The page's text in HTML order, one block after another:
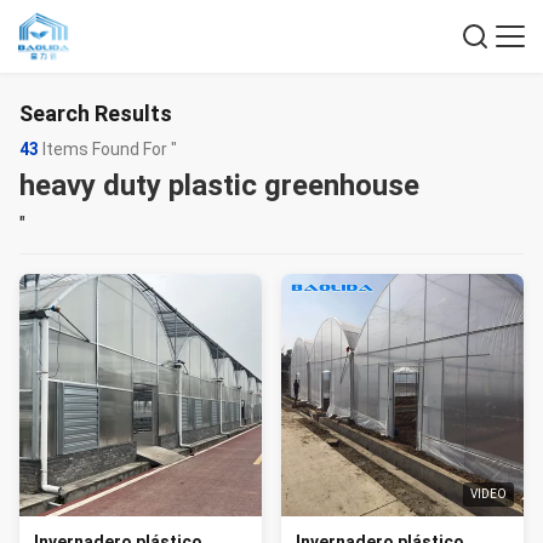
Search Results
43 Items Found For "
heavy duty plastic greenhouse
"
VIDEO